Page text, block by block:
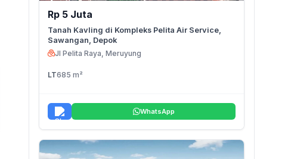
Rp 5 Juta
Tanah Kavling di Kompleks Pelita Air Service,
Sawangan, Depok
Jl Pelita Raya, Meruyung
LT685 m²
WhatsApp